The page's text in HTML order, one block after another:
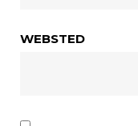
WEBSTED